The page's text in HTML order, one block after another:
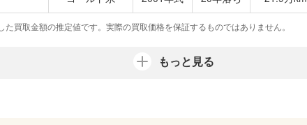
買取金額の推定値です。実際の買取価格を保証するものではありません。
もっと見る